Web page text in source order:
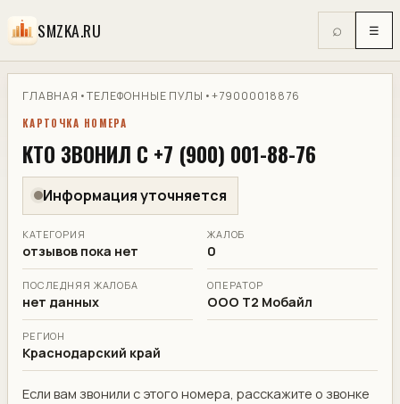
SMZKA.RU ⌕ ☰
ГЛАВНАЯ •ТЕЛЕФОННЫЕ ПУЛЫ •+79000018876
КАРТОЧКА НОМЕРА
КТО ЗВОНИЛ С +7 (900) 001-88-76
Информация уточняется
КАТЕГОРИЯ
отзывов пока нет
ЖАЛОБ
0
ПОСЛЕДНЯЯ ЖАЛОБА
нет данных
ОПЕРАТОР
ООО Т2 Мобайл
РЕГИОН
Краснодарский край
Если вам звонили с этого номера, расскажите о звонке